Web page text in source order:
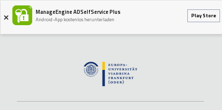
Play Store
ManageEngine ADSelfService Plus
Android-App kostenlos herunterladen